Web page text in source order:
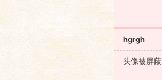
hgrgh
头像被屏蔽